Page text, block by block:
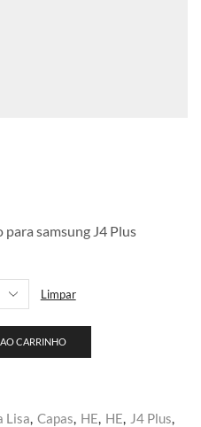
samsung J4 Plus
Limpar
CARRINHO
Lisa, Capas, HE, HE, J4 Plus,